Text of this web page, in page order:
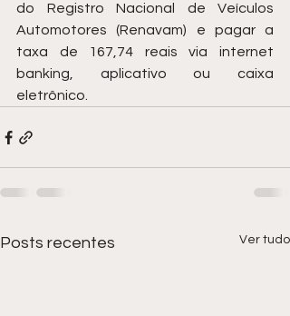
do Registro Nacional de Veículos
Automotores (Renavam) e pagar a
taxa de 167,74 reais via internet
banking, aplicativo ou caixa
eletrônico.
Posts recentes Ver tudo